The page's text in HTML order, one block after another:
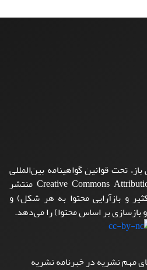
تحت قوانین گواهینامه بین‌المللی
Creative Commons Attribution 4.0 International License منتشر
و بازآرایی محتوا به هر شکل) و
بازسازی بر اساس محتوا) را می‌دهد.
مهم نشریه در خبرنامه نشریه